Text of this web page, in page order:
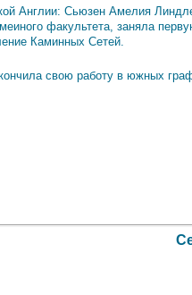
Англии: Сьюзен Амелия
факультета, заняла
Каминных Сетей.
свою работу в южных